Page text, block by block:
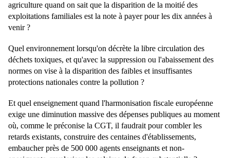
agriculture quand on sait que la disparition de la moitié des
exploitations familiales est la note à payer pour les dix années à
venir ?
Quel environnement lorsqu'on décrète la libre circulation des
déchets toxiques, et qu'avec la suppression ou l'abaissement des
normes on vise à la disparition des faibles et insuffisantes
protections nationales contre la pollution ?
Et quel enseignement quand l'harmonisation fiscale européenne
exige une diminution massive des dépenses publiques au moment
où, comme le préconise la CGT, il faudrait pour combler les
retards existants, construire des centaines d'établissements,
embaucher près de 500 000 agents enseignants et non-